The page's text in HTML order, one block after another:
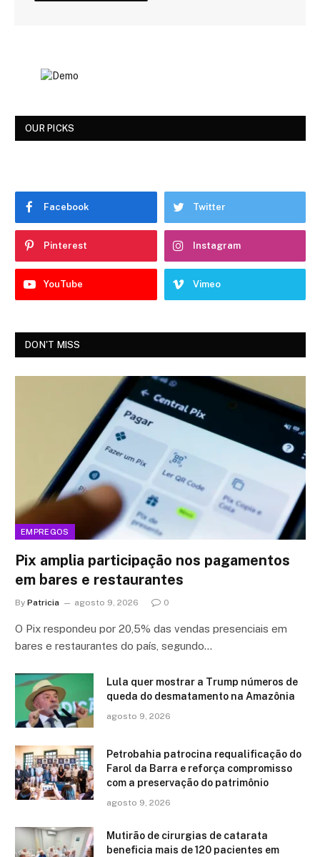
OUR PICKS
Facebook Twitter
Pinterest Instagram
YouTube Vimeo
DON'T MISS
EMPREGOS
Pix amplia participação nos pagamentos
em bares e restaurantes
By Patricia agosto 9, 2026 0
O Pix respondeu por 20,5% das vendas presenciais em
bares e restaurantes do país, segundo…
Lula quer mostrar a Trump números de
queda do desmatamento na Amazônia
agosto 9, 2026
Petrobahia patrocina requalificação do
Farol da Barra e reforça compromisso
com a preservação do patrimônio
agosto 9, 2026
Mutirão de cirurgias de catarata
beneficia mais de 120 pacientes em